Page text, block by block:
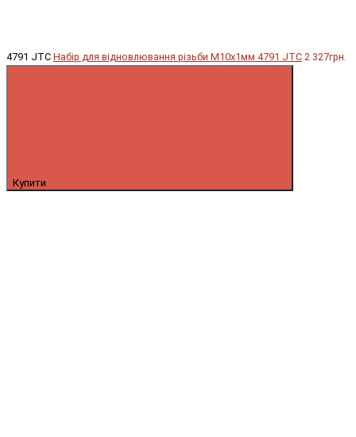
4791 JTC Набір для відновлювання різьби М10х1мм 4791 JTC 2 327грн.
Купити